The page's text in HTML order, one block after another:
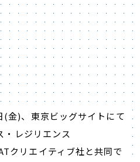
金)、東京ビッグサイトにて
・レジリエンス
クリエイティブ社と共同で